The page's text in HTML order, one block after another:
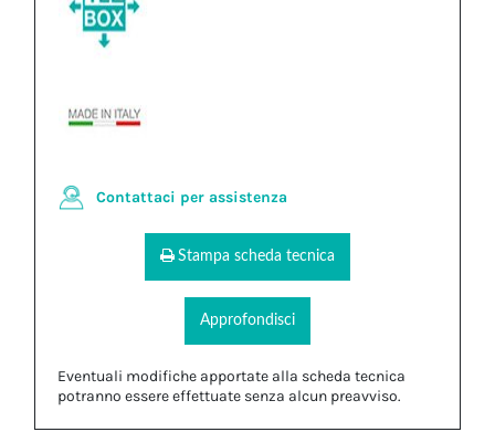
Contattaci per assistenza
Stampa scheda tecnica
Approfondisci
Eventuali modifiche apportate alla scheda tecnica
potranno essere effettuate senza alcun preavviso.